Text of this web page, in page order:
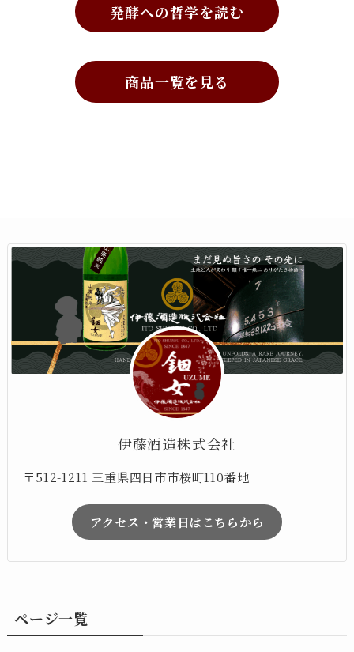
発酵への哲学を読む
商品一覧を見る
伊藤酒造株式会社
〒512-1211 三重県四日市市桜町110番地
アクセス・営業日はこちらから
ページ一覧